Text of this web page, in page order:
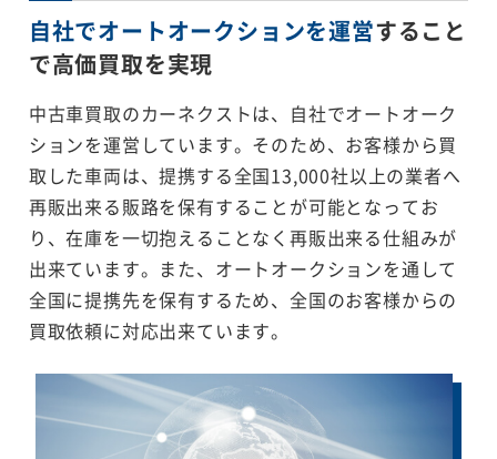
自社でオートオークションを運営すること
で高価買取を実現
中古車買取のカーネクストは、自社でオートオーク
ションを運営しています。そのため、お客様から買
取した車両は、提携する全国13,000社以上の業者へ
再販出来る販路を保有することが可能となってお
り、在庫を一切抱えることなく再販出来る仕組みが
出来ています。また、オートオークションを通して
全国に提携先を保有するため、全国のお客様からの
買取依頼に対応出来ています。